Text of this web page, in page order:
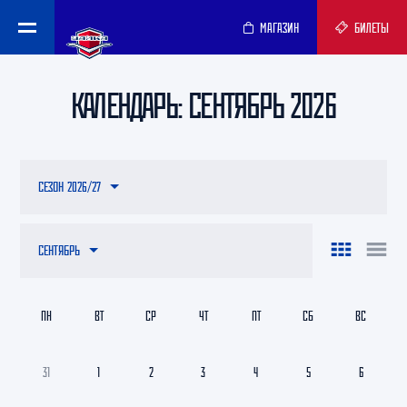
МАГАЗИН БИЛЕТЫ
КАЛЕНДАРЬ: СЕНТЯБРЬ 2026
СЕНТЯБРЬ
СЕЗОН 2026/27
31 1 2 3 4 5 6
ПН ВТ СР ЧТ ПТ СБ ВС